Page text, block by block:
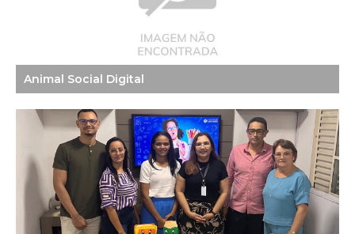
Animal Social Digital